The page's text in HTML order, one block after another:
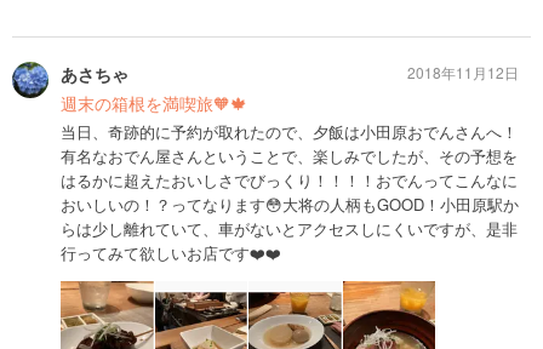
あさちゃ
週末の箱根を満喫旅🧡🍁
当日、奇跡的に予約が取れたので、夕飯は小田原おでんさんへ！
有名なおでん屋さんということで、楽しみでしたが、その予想を
はるかに超えたおいしさでびっくり！！！！おでんってこんなに
おいしいの！？ってなります😳大将の人柄もGOOD！小田原駅か
らは少し離れていて、車がないとアクセスしにくいですが、是非
行ってみて欲しいお店です❤️❤️
2018年11月12日